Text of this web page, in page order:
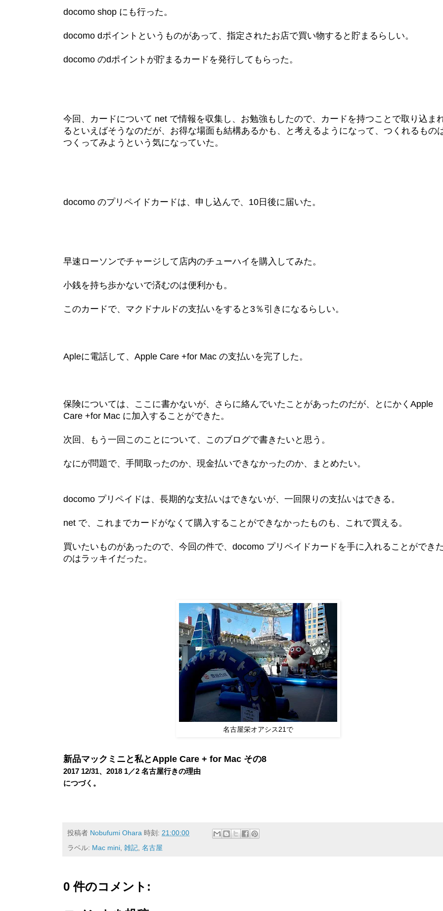
docomo shop にも行った。
docomo dポイントというものがあって、指定されたお店で買い物すると貯まるらしい。
docomo のdポイントが貯まるカードを発行してもらった。
今回、カードについて net で情報を収集し、お勉強もしたので、カードを持つことで取り込ま
るといえばそうなのだが、お得な場面も結構あるかも、と考えるようになって、つくれるもの
つくってみようという気になっていた。
docomo のプリペイドカードは、申し込んで、10日後に届いた。
早速ローソンでチャージして店内のチューハイを購入してみた。
小銭を持ち歩かないで済むのは便利かも。
このカードで、マクドナルドの支払いをすると3％引きになるらしい。
Apleに電話して、Apple Care +for Mac の支払いを完了した。
保険については、ここに書かないが、さらに絡んでいたことがあったのだが、とにかくApple
Care +for Mac に加入することができた。
次回、もう一回このことについて、このブログで書きたいと思う。
なにが問題で、手間取ったのか、現金払いできなかったのか、まとめたい。
docomo プリペイドは、長期的な支払いはできないが、一回限りの支払いはできる。
net で、これまでカードがなくて購入することができなかったものも、これで買える。
買いたいものがあったので、今回の件で、docomo プリペイドカードを手に入れることができ
のはラッキイだった。
名古屋栄オアシス21で
新品マックミニと私とApple Care + for Mac その8
2017 12/31、2018 1／2 名古屋行きの理由
につづく。
投稿者 Nobufumi Ohara 時刻: 21:00:00
ラベル: Mac mini 雑記 名古屋
0 件のコメント: